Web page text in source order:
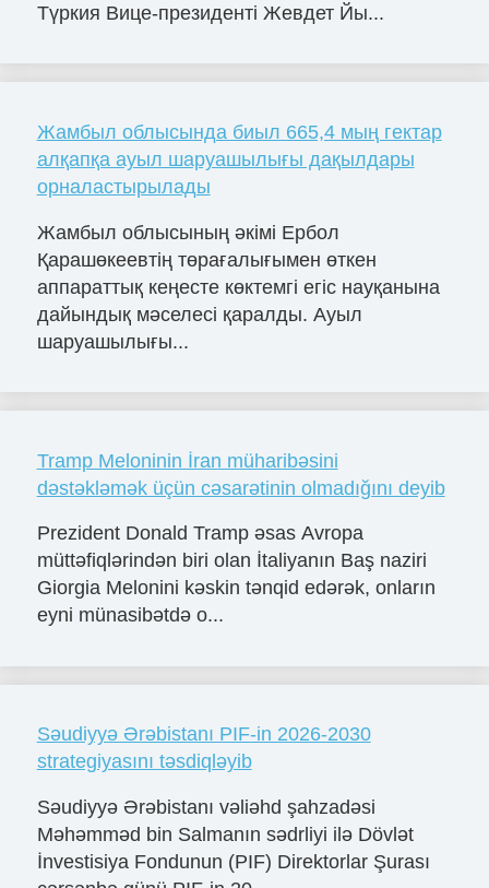
Түркия Вице-президенті Жевдет Йы...
Жамбыл облысында биыл 665,4 мың гектар
алқапқа ауыл шаруашылығы дақылдары
орналастырылады
Жамбыл облысының әкімі Ербол
Қарашөкеевтің төрағалығымен өткен
аппараттық кеңесте көктемгі егіс науқанына
дайындық мәселесі қаралды. Ауыл
шаруашылығы...
Tramp Meloninin İran müharibəsini
dəstəkləmək üçün cəsarətinin olmadığını deyib
Prezident Donald Tramp əsas Avropa
müttəfiqlərindən biri olan İtaliyanın Baş naziri
Giorgia Melonini kəskin tənqid edərək, onların
eyni münasibətdə o...
Səudiyyə Ərəbistanı PIF-in 2026-2030
strategiyasını təsdiqləyib
Səudiyyə Ərəbistanı vəliəhd şahzadəsi
Məhəmməd bin Salmanın sədrliyi ilə Dövlət
İnvestisiya Fondunun (PIF) Direktorlar Şurası